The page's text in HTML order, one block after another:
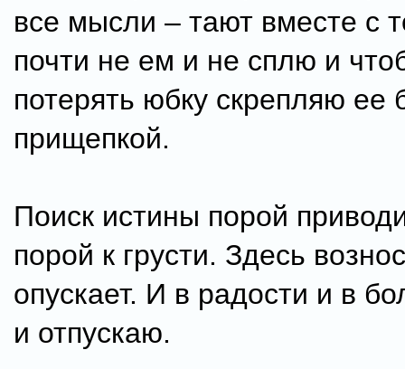
все мысли – тают вместе с
почти не ем и не сплю и
потерять юбку скрепляю ее
прищепкой.
Поиск истины порой
порой к грусти. Здесь
опускает. И в радости и в
и отпускаю.